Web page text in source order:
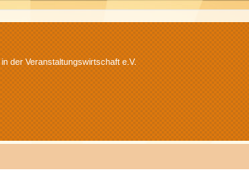
der Veranstaltungswirtschaft e.V.